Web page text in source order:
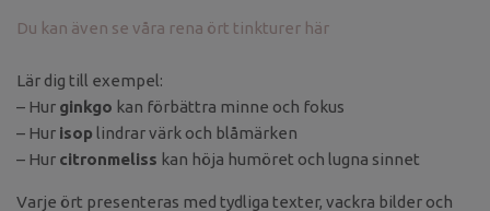
Du kan även se våra rena ört tinkturer här
Lär dig till exempel:
– Hur ginkgo kan förbättra minne och fokus
– Hur isop lindrar värk och blåmärken
– Hur citronmeliss kan höja humöret och lugna sinnet
Varje ört presenteras med tydliga texter, vackra bilder och